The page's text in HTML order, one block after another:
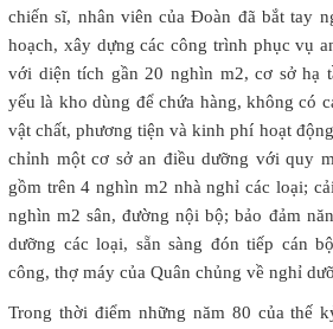
chiến sĩ, nhân viên của Đoàn đã bắt tay
hoạch, xây dựng các công trình phục vụ
với diện tích gần 20 nghìn m2, cơ sở hạ
yếu là kho dùng để chứa hàng, không có
vật chất, phương tiện và kinh phí hoạt
chỉnh một cơ sở an điều dưỡng với quy
gồm trên 4 nghìn m2 nhà nghỉ các loại;
nghìn m2 sân, đường nội bộ; bảo đảm
dưỡng các loại, sẵn sàng đón tiếp cán
công, thợ máy của Quân chủng về nghỉ
Trong thời điểm những năm 80 của thế